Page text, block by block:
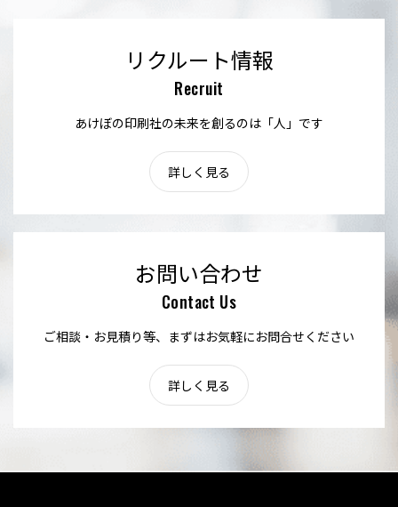
リクルート情報
Recruit
あけぼの印刷社の未来を創るのは「人」です
詳しく見る
お問い合わせ
Contact Us
ご相談・お見積り等、まずはお気軽にお問合せください
詳しく見る